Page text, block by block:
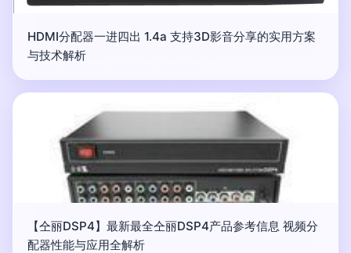
HDMI分配器一进四出 1.4a 支持3D影音分享的实用方案
与技术解析
【仝丽DSP4】最新最全仝丽DSP4产品参考信息 视频分
配器性能与应用全解析